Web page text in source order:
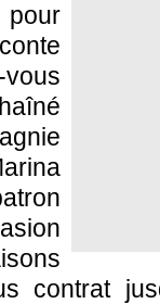
contrat